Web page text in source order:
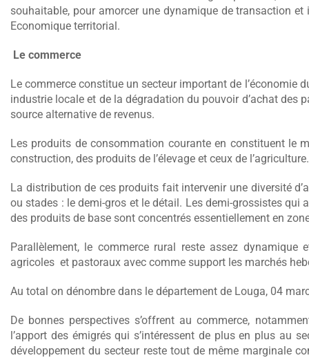
souhaitable, pour amorcer une dynamique de transaction
Economique territorial.
Le commerce
Le commerce constitue un secteur important de l’économie
industrie locale et de la dégradation du pouvoir d’achat des
source alternative de revenus.
Les produits de consommation courante en constituent le
construction, des produits de l’élevage et ceux de l’agriculture.
La distribution de ces produits fait intervenir une diversité
ou stades : le demi-gros et le détail. Les demi-grossistes qui
des produits de base sont concentrés essentiellement en
Parallèlement, le commerce rural reste assez dynamique
agricoles et pastoraux avec comme support les marchés
Au total on dénombre dans le département de Louga, 04
De bonnes perspectives s’offrent au commerce,
l’apport des émigrés qui s’intéressent de plus en plus au
développement du secteur reste tout de même marginale